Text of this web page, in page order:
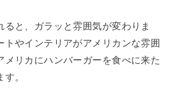
ると、ガラッと雰囲気が変わりま
トやインテリアがアメリカンな雰囲
メリカにハンバーガーを食べに来た
。